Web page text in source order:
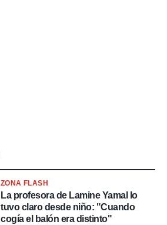
ZONA FLASH
La profesora de Lamine Yamal lo
tuvo claro desde niño: "Cuando
cogía el balón era distinto"